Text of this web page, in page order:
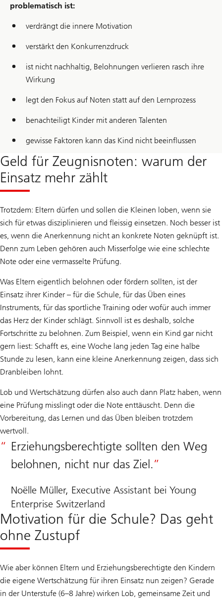
problematisch ist:
verdrängt die innere Motivation
verstärkt den Konkurrenzdruck
ist nicht nachhaltig, Belohnungen verlieren rasch ihre
Wirkung
legt den Fokus auf Noten statt auf den Lernprozess
benachteiligt Kinder mit anderen Talenten
gewisse Faktoren kann das Kind nicht beeinflussen
Geld für Zeugnisnoten: warum der
Einsatz mehr zählt
Trotzdem: Eltern dürfen und sollen die Kleinen loben, wenn sie
sich für etwas disziplinieren und fleissig einsetzen. Noch besser ist
es, wenn die Anerkennung nicht an konkrete Noten geknüpft ist.
Denn zum Leben gehören auch Misserfolge wie eine schlechte
Note oder eine vermasselte Prüfung.
Was Eltern eigentlich belohnen oder fördern sollten, ist der
Einsatz ihrer Kinder – für die Schule, für das Üben eines
Instruments, für das sportliche Training oder wofür auch immer
das Herz der Kinder schlägt. Sinnvoll ist es deshalb, solche
Fortschritte zu belohnen. Zum Beispiel, wenn ein Kind gar nicht
gern liest: Schafft es, eine Woche lang jeden Tag eine halbe
Stunde zu lesen, kann eine kleine Anerkennung zeigen, dass sich
Dranbleiben lohnt.
Lob und Wertschätzung dürfen also auch dann Platz haben, wenn
eine Prüfung misslingt oder die Note enttäuscht. Denn die
Vorbereitung, das Lernen und das Üben bleiben trotzdem
wertvoll.
Erziehungsberechtigte sollten den Weg
belohnen, nicht nur das Ziel.
Noëlle Müller, Executive Assistant bei Young
Enterprise Switzerland
Motivation für die Schule? Das geht
ohne Zustupf
Wie aber können Eltern und Erziehungsberechtigte den Kindern
die eigene Wertschätzung für ihren Einsatz nun zeigen? Gerade
in der Unterstufe (6–8 Jahre) wirken Lob, gemeinsame Zeit und